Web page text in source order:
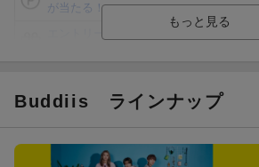
が当たる！
進呈
エントリー＆条件達成で『鬼滅の刃』オ
Buddiis ラインナップ